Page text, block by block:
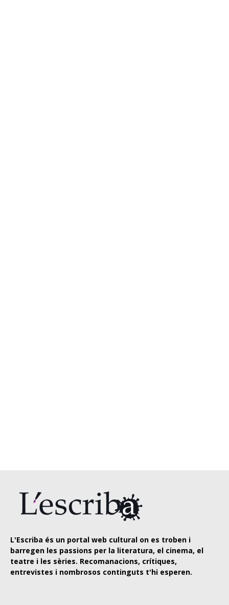
L'Escriba és un portal web cultural on es troben i
barregen les passions per la literatura, el cinema, el
teatre i les sèries. Recomanacions, crítiques,
entrevistes i nombrosos continguts t'hi esperen.